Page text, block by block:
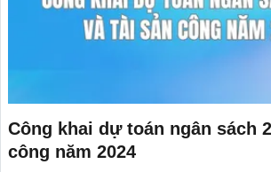
Công khai dự toán ngân sách
công năm 2024